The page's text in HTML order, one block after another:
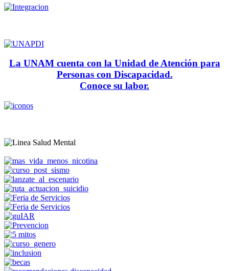
La UNAM cuenta con la Unidad de Atención para
Personas con Discapacidad.
Conoce su labor.